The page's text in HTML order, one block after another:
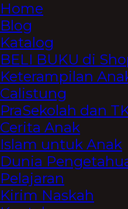
Home
Blog
Katalog
BELI BUKU di
Keterampilan
Calistung
PraSekolah dan
Cerita Anak
Islam untuk Anak
Dunia
Pelajaran
Kirim Naskah